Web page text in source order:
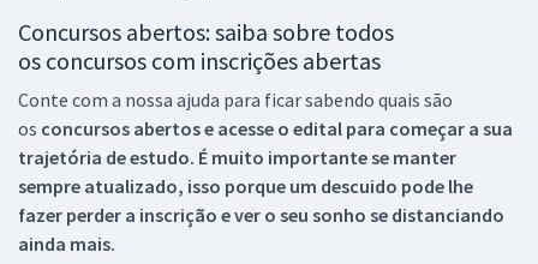
Concursos abertos: saiba sobre todos
os concursos com inscrições abertas
Conte com a nossa ajuda para ficar sabendo quais são
os concursos abertos e acesse o edital para começar a sua
trajetória de estudo. É muito importante se manter
sempre atualizado, isso porque um descuido pode lhe
fazer perder a inscrição e ver o seu sonho se distanciando
ainda mais.